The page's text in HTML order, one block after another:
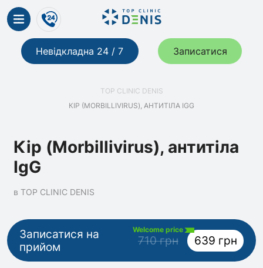
Невідкладна 24 / 7 Записатися
TOP CLINIC DENIS
КІР (MORBILLIVIRUS), АНТИТІЛА IGG
Кір (Morbillivirus), антитіла
IgG
в TOP CLINIC DENIS
Записатися на
прийом
Welcome price
710 грн 639 грн